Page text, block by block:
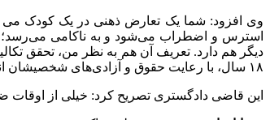
وی افزود: شما یک تعارض ذهنی در یک کودک می
استرس و اضطراب می‌شود و به ناکامی می‌رسد؛
دیگر هم دارد. تعریف آن هم به نظر من، تحقق
۱۸ سال، با رعایت حقوق و آزادی‌های شخصیشان انجام بدهند.
این قاضی دادگستری تصریح کرد: خیلی از اوقات